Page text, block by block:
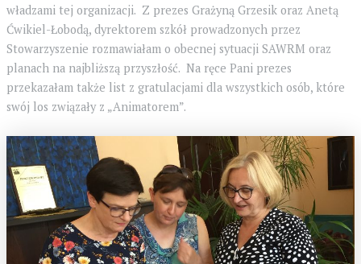
władzami tej organizacji. Z prezes Grażyną Grzesik oraz Anetą
Ćwikiel-Łobodą, dyrektorem szkół prowadzonych przez
Stowarzyszenie rozmawiałam o obecnej sytuacji SAWRM oraz
planach na najbliższą przyszłość. Na ręce Pani prezes
przekazałam także list z gratulacjami dla wszystkich osób, które
swój los związały z „Animatorem”.